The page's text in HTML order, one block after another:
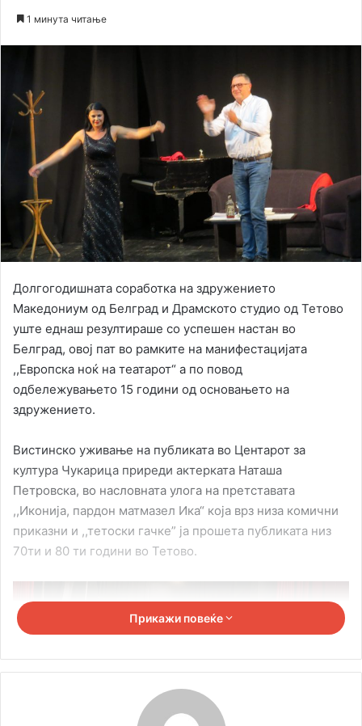
1 минута читање
Долгогодишната соработка на здружението
Македониум од Белград и Драмското студио од Тетово
уште еднаш резултираше со успешен настан во
Белград, овој пат во рамките на манифестацијата
,,Европска ноќ на театарот“ а по повод
одбележувањето 15 години од основањето на
здружението.
Вистинско уживање на публиката во Центарот за
култура Чукарица приреди актерката Наташа
Петровска, во насловната улога на претставата
,,Иконија, пардон матмазел Ика“ која врз низа комични
приказни и ,,тетоски гачке” ја прошета публиката низ
70ти и 80 ти години во Тетово.
Прикажи повеќе